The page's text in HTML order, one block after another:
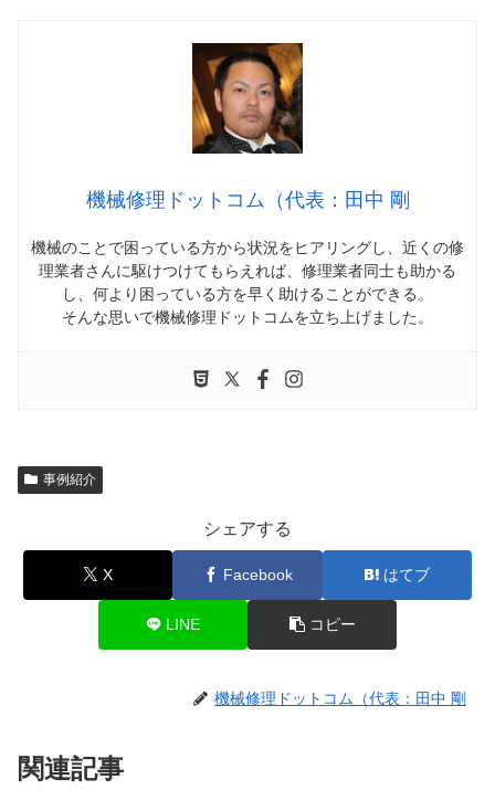
機械修理ドットコム（代表：田中 剛
機械のことで困っている方から状況をヒアリングし、近くの修
理業者さんに駆けつけてもらえれば、修理業者同士も助かる
し、何より困っている方を早く助けることができる。
そんな思いで機械修理ドットコムを立ち上げました。
事例紹介
シェアする
X Facebook はてブ
LINE コピー
機械修理ドットコム（代表：田中 剛
関連記事